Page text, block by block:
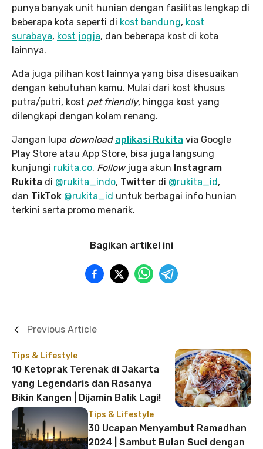
punya banyak unit hunian dengan fasilitas lengkap di
beberapa kota seperti di kost bandung, kost
surabaya, kost jogja, dan beberapa kost di kota
lainnya.
Ada juga pilihan kost lainnya yang bisa disesuaikan
dengan kebutuhan kamu. Mulai dari kost khusus
putra/putri, kost pet friendly, hingga kost yang
dilengkapi dengan kolam renang.
Jangan lupa download aplikasi Rukita via Google
Play Store atau App Store, bisa juga langsung
kunjungi rukita.co. Followjuga akun Instagram
Rukita di @rukita_indo, Twitter di @rukita_id,
dan TikTok @rukita_id untuk berbagai info hunian
terkini serta promo menarik.
Bagikan artikel ini
Tips & Lifestyle
10 Ketoprak Terenak di Jakarta
yang Legendaris dan Rasanya
Bikin Kangen | Dijamin Balik Lagi!
Previous Article
Tips & Lifestyle
30 Ucapan Menyambut Ramadhan
2024 | Sambut Bulan Suci dengan